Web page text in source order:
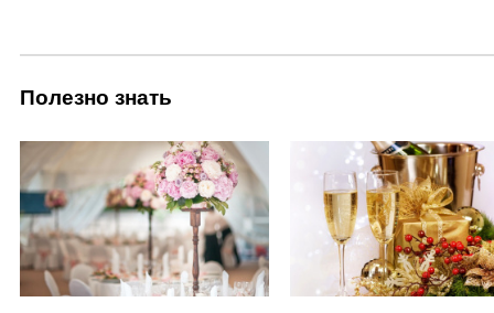
Полезно знать